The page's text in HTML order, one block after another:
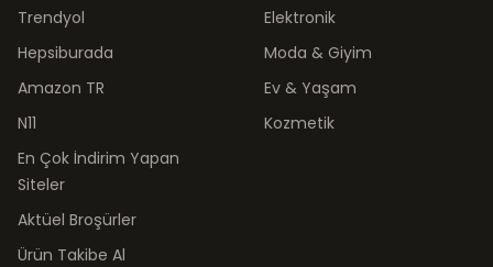
Trendyol
Hepsiburada
Amazon TR
N11
En Çok İndirim Yapan
Siteler
Aktüel Broşürler
Ürün Takibe Al
Elektronik
Moda & Giyim
Ev & Yaşam
Kozmetik